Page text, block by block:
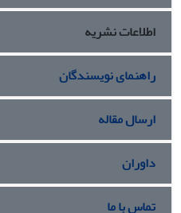
اطلاعات نشریه
راهنمای نویسندگان
ارسال مقاله
داوران
تماس با ما